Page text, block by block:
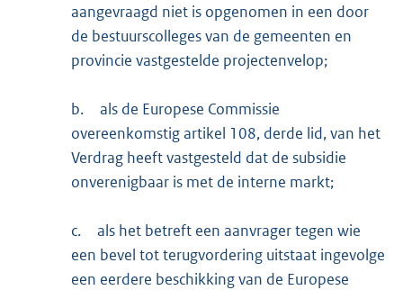
aangevraagd niet is opgenomen in een door
de bestuurscolleges van de gemeenten en
provincie vastgestelde projectenvelop;
b.
als de Europese Commissie
overeenkomstig artikel 108, derde lid, van het
Verdrag heeft vastgesteld dat de subsidie
onverenigbaar is met de interne markt;
c.
als het betreft een aanvrager tegen wie
een bevel tot terugvordering uitstaat ingevolge
een eerdere beschikking van de Europese